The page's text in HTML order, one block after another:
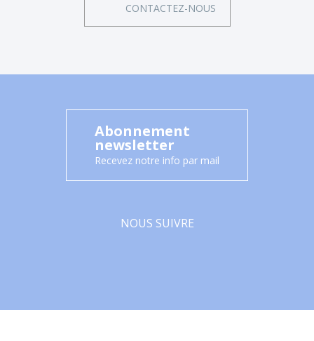
CONTACTEZ-NOUS
Abonnement
newsletter
Recevez notre info par mail
NOUS SUIVRE